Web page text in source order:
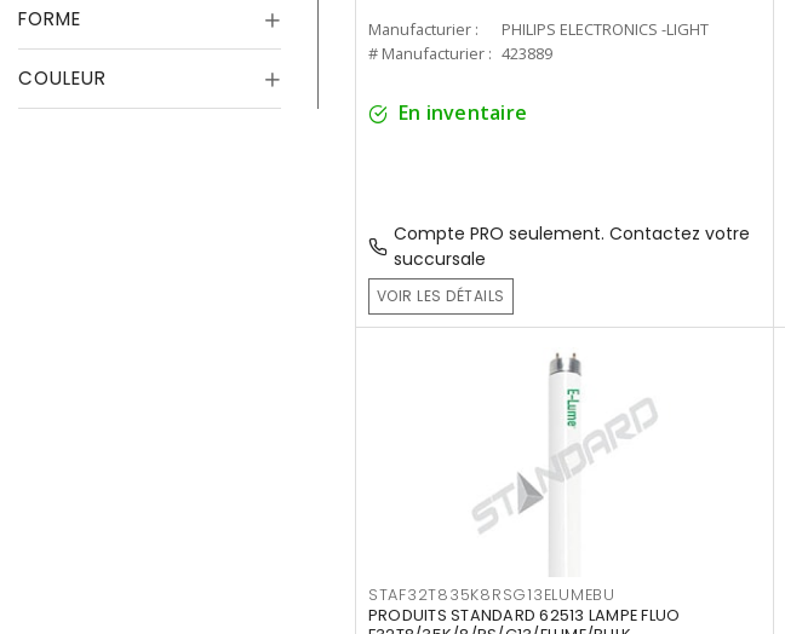
FORME
COULEUR
Manufacturier :
PHILIPS ELECTRONICS -LIGHT
# Manufacturier : 423889
En inventaire
Compte PRO seulement. Contactez votre
succursale
VOIR LES DÉTAILS
STAF32T835K8RSG13ELUMEBU
PRODUITS STANDARD 62513 LAMPE FLUO